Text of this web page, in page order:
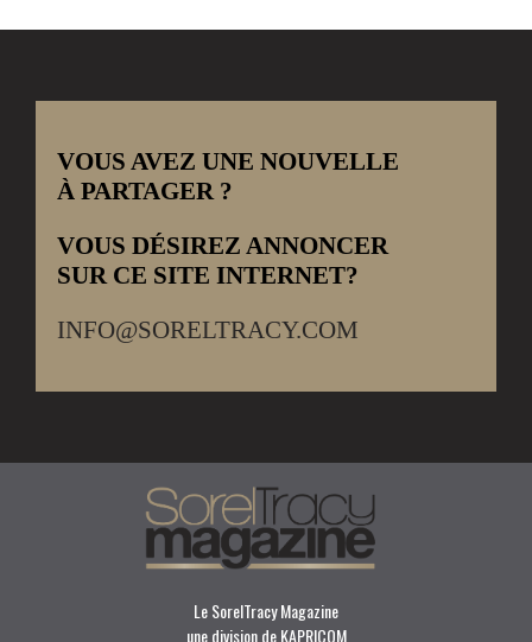
VOUS AVEZ UNE NOUVELLE
À PARTAGER ?
VOUS DÉSIREZ ANNONCER
SUR CE SITE INTERNET?
INFO@SORELTRACY.COM
Le SorelTracy Magazine
une division de KAPRICOM